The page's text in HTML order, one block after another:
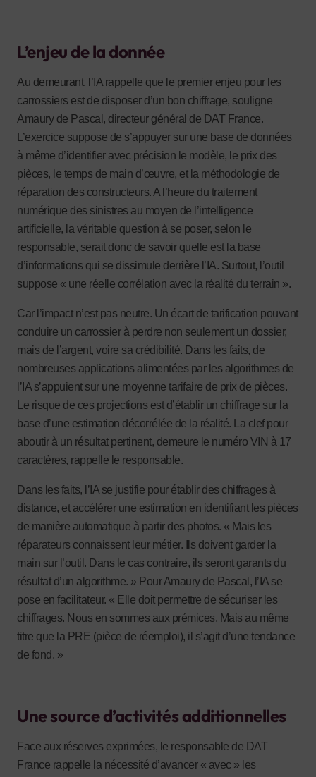
L’enjeu de la donnée
Au demeurant, l’IA rappelle que le premier enjeu pour les
carrossiers est de disposer d’un bon chiffrage, souligne
Amaury de Pascal, directeur général de DAT France.
L’exercice suppose de s’appuyer sur une base de données
à même d’identifier avec précision le modèle, le prix des
pièces, le temps de main d’œuvre, et la méthodologie de
réparation des constructeurs. A l’heure du traitement
numérique des sinistres au moyen de l’intelligence
artificielle, la véritable question à se poser, selon le
responsable, serait donc de savoir quelle est la base
d’informations qui se dissimule derrière l’IA. Surtout, l’outil
suppose « une réelle corrélation avec la réalité du terrain ».
Car l’impact n’est pas neutre. Un écart de tarification pouvant
conduire un carrossier à perdre non seulement un dossier,
mais de l’argent, voire sa crédibilité. Dans les faits, de
nombreuses applications alimentées par les algorithmes de
l’IA s’appuient sur une moyenne tarifaire de prix de pièces.
Le risque de ces projections est d’établir un chiffrage sur la
base d’une estimation décorrélée de la réalité. La clef pour
aboutir à un résultat pertinent, demeure le numéro VIN à 17
caractères, rappelle le responsable.
Dans les faits, l’IA se justifie pour établir des chiffrages à
distance, et accélérer une estimation en identifiant les pièces
de manière automatique à partir des photos. « Mais les
réparateurs connaissent leur métier. Ils doivent garder la
main sur l’outil. Dans le cas contraire, ils seront garants du
résultat d’un algorithme. » Pour Amaury de Pascal, l’IA se
pose en facilitateur. « Elle doit permettre de sécuriser les
chiffrages. Nous en sommes aux prémices. Mais au même
titre que la PRE (pièce de réemploi), il s’agit d’une tendance
de fond. »
Une source d’activités additionnelles
Face aux réserves exprimées, le responsable de DAT
France rappelle la nécessité d’avancer « avec » les